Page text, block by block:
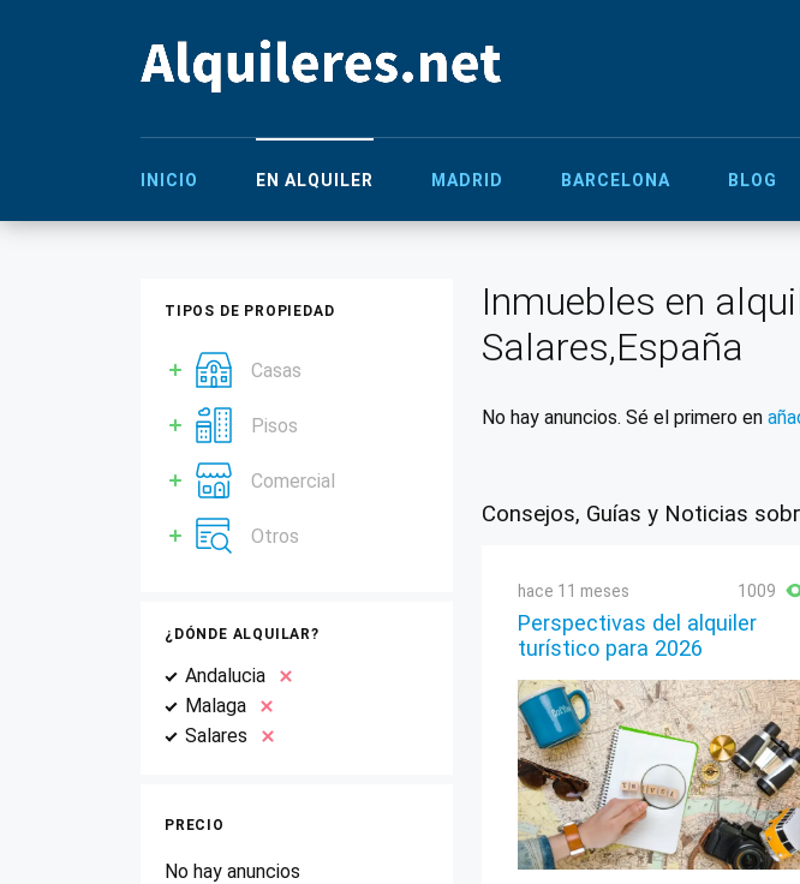
INICIO EN ALQUILER MADRID BARCELONA BLOG
TIPOS DE PROPIEDAD
Casas
Pisos
Comercial
Otros
¿DÓNDE ALQUILAR?
Andalucia
Malaga
Salares
PRECIO
No hay anuncios
Inmuebles en
Salares,España
No hay anuncios. Sé el primero en
Consejos, Guías y Noticias
hace 11 meses 1009
Perspectivas del alquiler
turístico para 2026